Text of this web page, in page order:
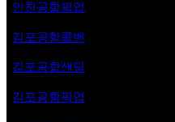
인천공항픽업
김포공항콜밴
김포공항샌딩
김포공항픽업